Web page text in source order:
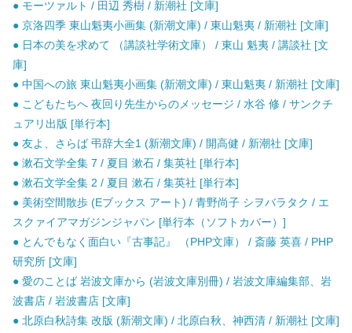
● モーツァルト / 田辺 秀樹 / 新潮社 [文庫]
● 京洛四季 東山魁夷小画集 (新潮文庫) / 東山魁夷 / 新潮社 [文庫]
● 日本の美を求めて （講談社学術文庫） / 東山 魁夷 / 講談社 [文
庫]
● 中国への旅 東山魁夷小画集 (新潮文庫) / 東山魁夷 / 新潮社 [文庫]
● こどもたちへ 夜回り先生からのメッセージ / 水谷 修 / サンクチ
ュアリ出版 [単行本]
● 友よ、さらば 弔辞大全1 (新潮文庫) / 開高健 / 新潮社 [文庫]
● 漱石文学全集 7 / 夏目 漱石 / 集英社 [単行本]
● 漱石文学全集 2 / 夏目 漱石 / 集英社 [単行本]
● 美術空間散歩 (Eブックス アート) / 青野尚子 シヲバラタク / エ
スクァイアマガジンジャパン [単行本（ソフトカバー）]
● とんでもなく面白い『古事記』 （PHP文庫） / 斎藤 英喜 / PHP
研究所 [文庫]
● 愛のことば 岩波文庫から (岩波文庫別冊) / 岩波文庫編集部、岩
波書店 / 岩波書店 [文庫]
● 北原白秋詩集 改版 (新潮文庫) / 北原白秋、神西清 / 新潮社 [文庫]